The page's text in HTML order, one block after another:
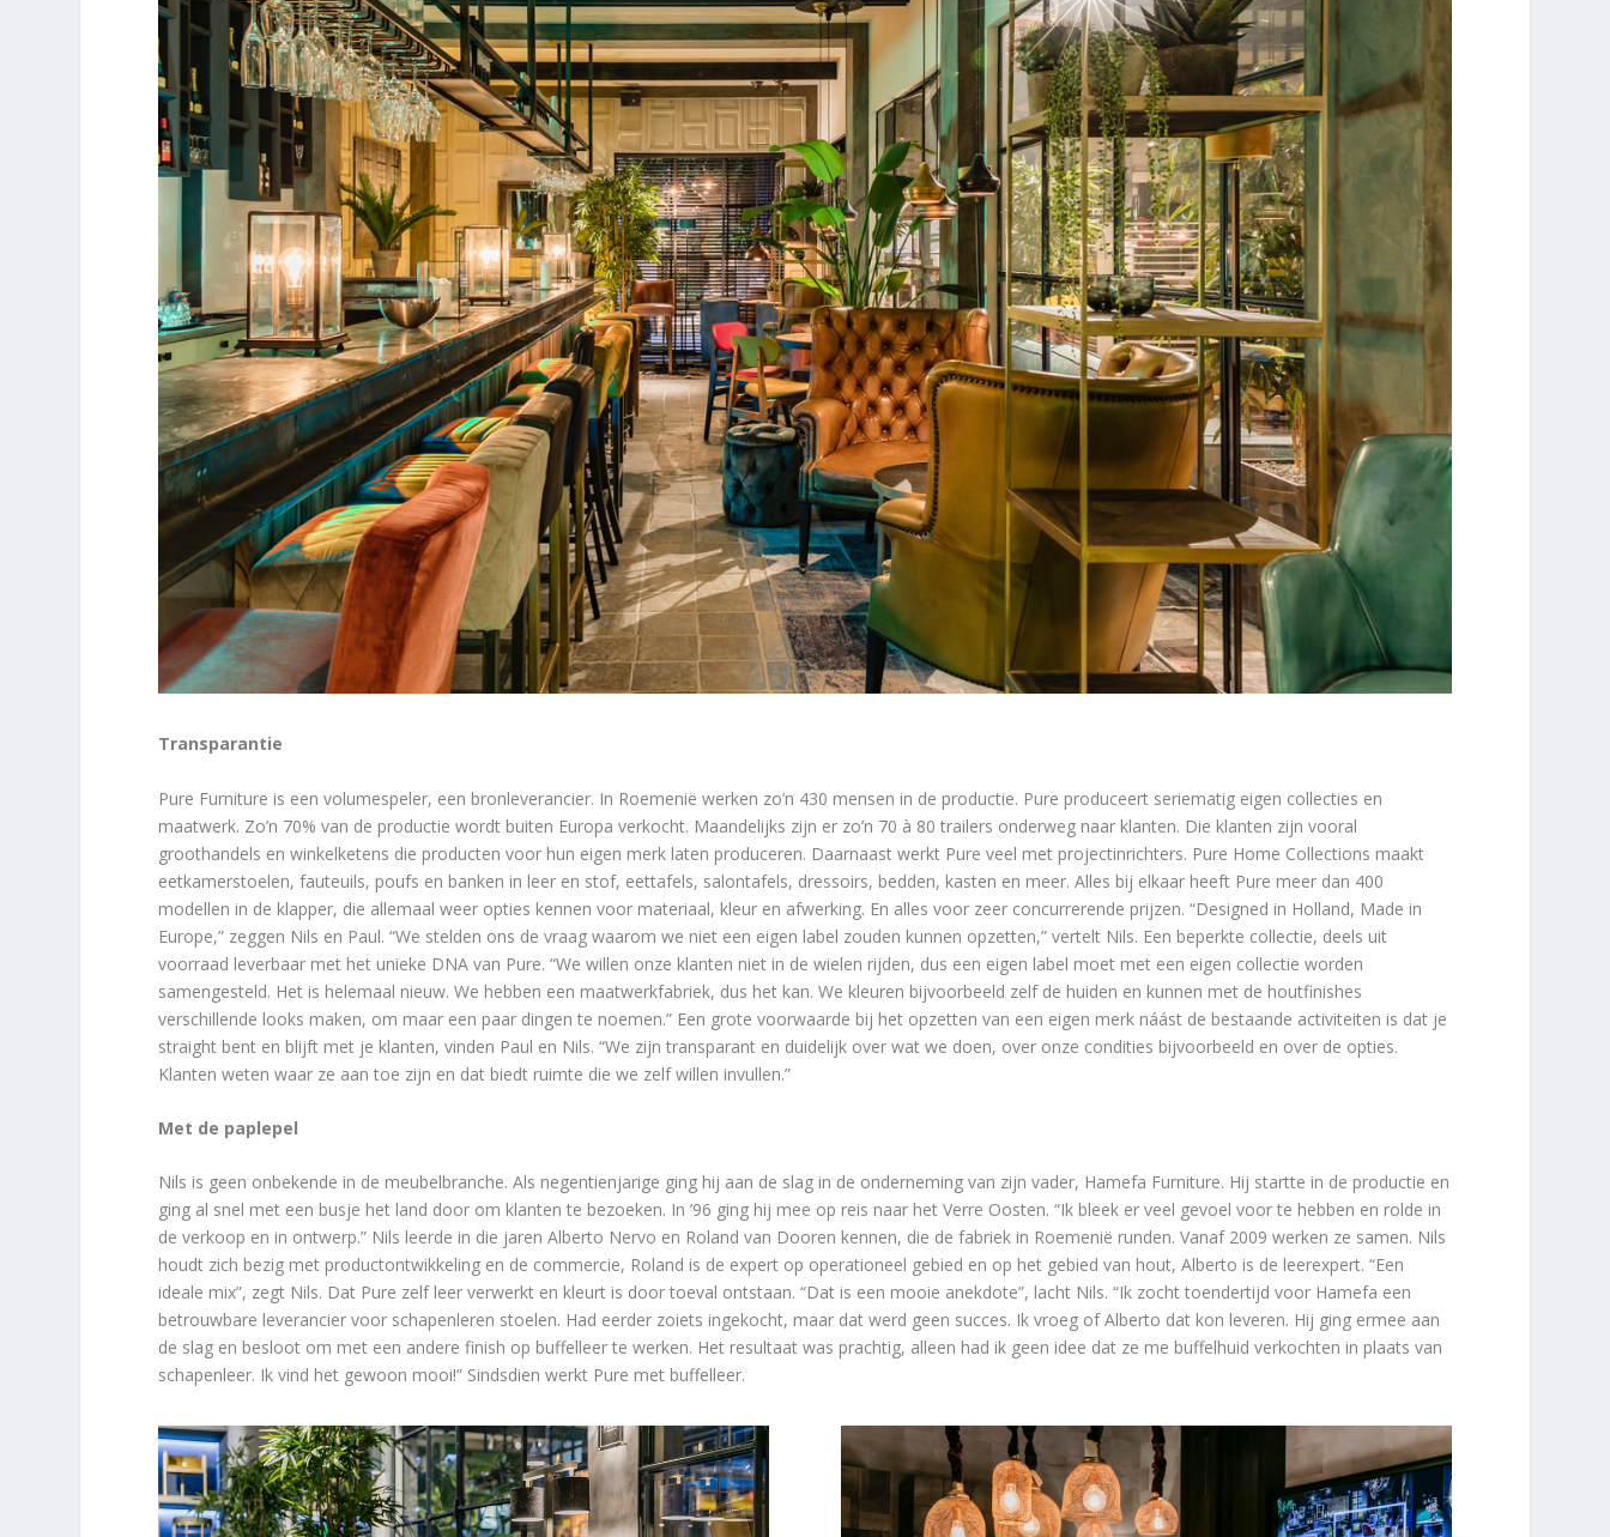
Transparantie
Pure Furniture is een volumespeler, een bronleverancier. In Roemenië werken zo’n 430 mensen in de productie. Pure produceert seriematig eigen collecties en
maatwerk. Zo’n 70% van de productie wordt buiten Europa verkocht. Maandelijks zijn er zo’n 70 à 80 trailers onderweg naar klanten. Die klanten zijn vooral
groothandels en winkelketens die producten voor hun eigen merk laten produceren. Daarnaast werkt Pure veel met projectinrichters. Pure Home Collections maakt
eetkamerstoelen, fauteuils, poufs en banken in leer en stof, eettafels, salontafels, dressoirs, bedden, kasten en meer. Alles bij elkaar heeft Pure meer dan 400
modellen in de klapper, die allemaal weer opties kennen voor materiaal, kleur en afwerking. En alles voor zeer concurrerende prijzen. “Designed in Holland, Made in
Europe,” zeggen Nils en Paul. “We stelden ons de vraag waarom we niet een eigen label zouden kunnen opzetten,” vertelt Nils. Een beperkte collectie, deels uit
voorraad leverbaar met het unieke DNA van Pure. “We willen onze klanten niet in de wielen rijden, dus een eigen label moet met een eigen collectie worden
samengesteld. Het is helemaal nieuw. We hebben een maatwerkfabriek, dus het kan. We kleuren bijvoorbeeld zelf de huiden en kunnen met de houtfinishes
verschillende looks maken, om maar een paar dingen te noemen.” Een grote voorwaarde bij het opzetten van een eigen merk náást de bestaande activiteiten is dat je
straight bent en blijft met je klanten, vinden Paul en Nils. “We zijn transparant en duidelijk over wat we doen, over onze condities bijvoorbeeld en over de opties.
Klanten weten waar ze aan toe zijn en dat biedt ruimte die we zelf willen invullen.”
Met de paplepel
Nils is geen onbekende in de meubelbranche. Als negentienjarige ging hij aan de slag in de onderneming van zijn vader, Hamefa Furniture. Hij startte in de productie en
ging al snel met een busje het land door om klanten te bezoeken. In ’96 ging hij mee op reis naar het Verre Oosten. “Ik bleek er veel gevoel voor te hebben en rolde in
de verkoop en in ontwerp.” Nils leerde in die jaren Alberto Nervo en Roland van Dooren kennen, die de fabriek in Roemenië runden. Vanaf 2009 werken ze samen. Nils
houdt zich bezig met productontwikkeling en de commercie, Roland is de expert op operationeel gebied en op het gebied van hout, Alberto is de leerexpert. “Een
ideale mix”, zegt Nils. Dat Pure zelf leer verwerkt en kleurt is door toeval ontstaan. “Dat is een mooie anekdote”, lacht Nils. “Ik zocht toendertijd voor Hamefa een
betrouwbare leverancier voor schapenleren stoelen. Had eerder zoiets ingekocht, maar dat werd geen succes. Ik vroeg of Alberto dat kon leveren. Hij ging ermee aan
de slag en besloot om met een andere finish op buffelleer te werken. Het resultaat was prachtig, alleen had ik geen idee dat ze me buffelhuid verkochten in plaats van
schapenleer. Ik vind het gewoon mooi!” Sindsdien werkt Pure met buffelleer.